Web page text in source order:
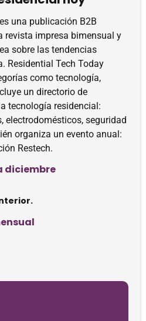
una publicación B2B
revista impresa bimensual y
sobre las tendencias
Residential Tech Today
como tecnología,
un directorio de
tecnología residencial:
electrodomésticos, seguridad
organiza un evento anual:
Restech.
diciembre